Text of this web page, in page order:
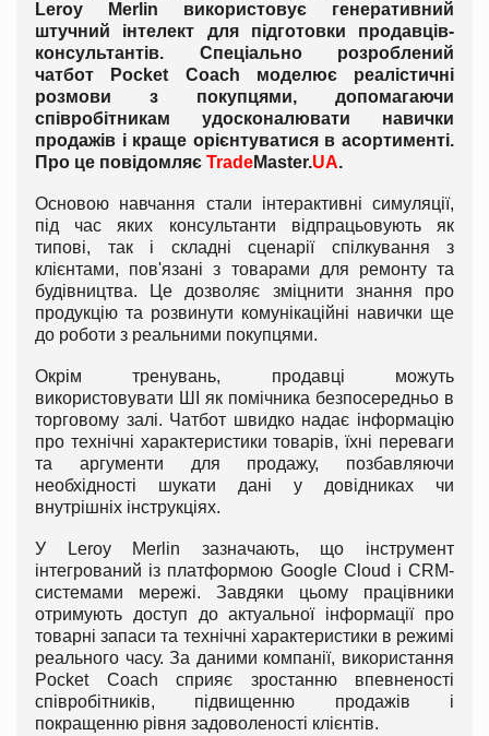
Leroy Merlin використовує генеративний
штучний інтелект для підготовки продавців-
консультантів. Спеціально розроблений
чатбот Pocket Coach моделює реалістичні
розмови з покупцями, допомагаючи
співробітникам удосконалювати навички
продажів і краще орієнтуватися в асортименті.
Про це повідомляє TradeMaster.UA.
Основою навчання стали інтерактивні симуляції,
під час яких консультанти відпрацьовують як
типові, так і складні сценарії спілкування з
клієнтами, пов'язані з товарами для ремонту та
будівництва. Це дозволяє зміцнити знання про
продукцію та розвинути комунікаційні навички ще
до роботи з реальними покупцями.
Окрім тренувань, продавці можуть
використовувати ШІ як помічника безпосередньо в
торговому залі. Чатбот швидко надає інформацію
про технічні характеристики товарів, їхні переваги
та аргументи для продажу, позбавляючи
необхідності шукати дані у довідниках чи
внутрішніх інструкціях.
У Leroy Merlin зазначають, що інструмент
інтегрований із платформою Google Cloud і CRM-
системами мережі. Завдяки цьому працівники
отримують доступ до актуальної інформації про
товарні запаси та технічні характеристики в режимі
реального часу. За даними компанії, використання
Pocket Coach сприяє зростанню впевненості
співробітників, підвищенню продажів і
покращенню рівня задоволеності клієнтів.